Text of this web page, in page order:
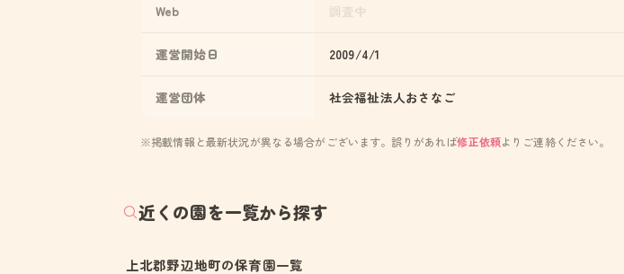
Web
運営開始日 2009/4/1
運営団体 社会福祉法人おさなご
※掲載情報と最新状況が異なる場合がございます。誤りがあれば修正依頼よりご連絡ください。
近くの園を一覧から探す
上北郡野辺地町の保育園一覧